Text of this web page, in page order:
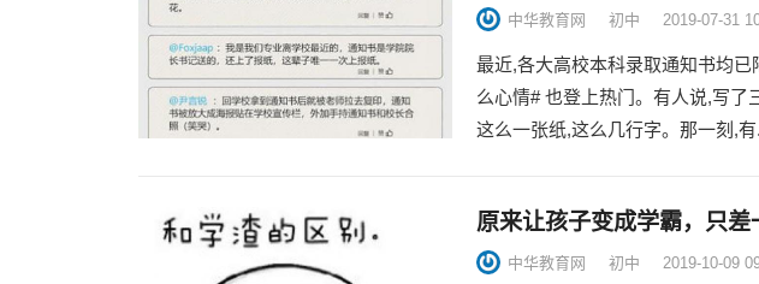
中华教育网 初中 2019-07-31
最近,各大高校本科录取通知书均
么心情# 也登上热门。有人说,写了
这么一张纸,这么几行字。那一刻,
原来让孩子变成学霸，只差
中华教育网 初中 2019-10-09